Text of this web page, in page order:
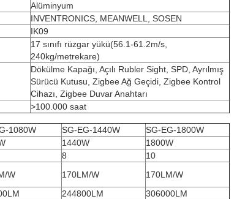
Alüminyum
INVENTRONICS, MEANWELL, SOSEN
IK09
17 sınıfı rüzgar yükü(56.1-61.2m/s,
240kg/metrekare)
Dökülme Kapağı, Açılı Rubler Sight, SPD, Ayrılmış
Sürücü Kutusu, Zigbee Ağ Geçidi, Zigbee Kontrol
Cihazı, Zigbee Duvar Anahtarı
>100.000 saat
1080W SG-EG-1440W
SG-EG-1800W
1440W
1800W
8
10
W 170LM/W
170LM/W
244800LM 306000LM